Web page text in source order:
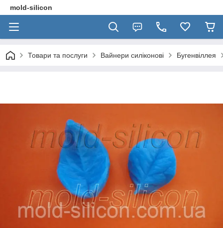
mold-silicon
Товари та послуги Вайнери силіконові Бугенвіллея